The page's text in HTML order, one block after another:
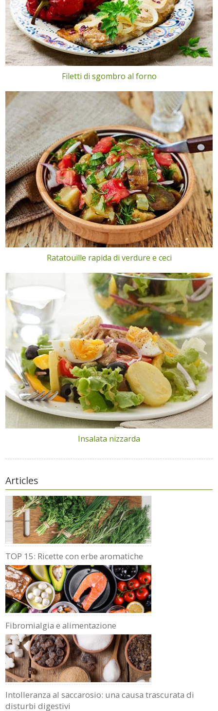
Filetti di sgombro al forno
Ratatouille rapida di verdure e ceci
Insalata nizzarda
Articles
TOP 15: Ricette con erbe aromatiche
Fibromialgia e alimentazione
Intolleranza al saccarosio: una causa trascurata di
disturbi digestivi